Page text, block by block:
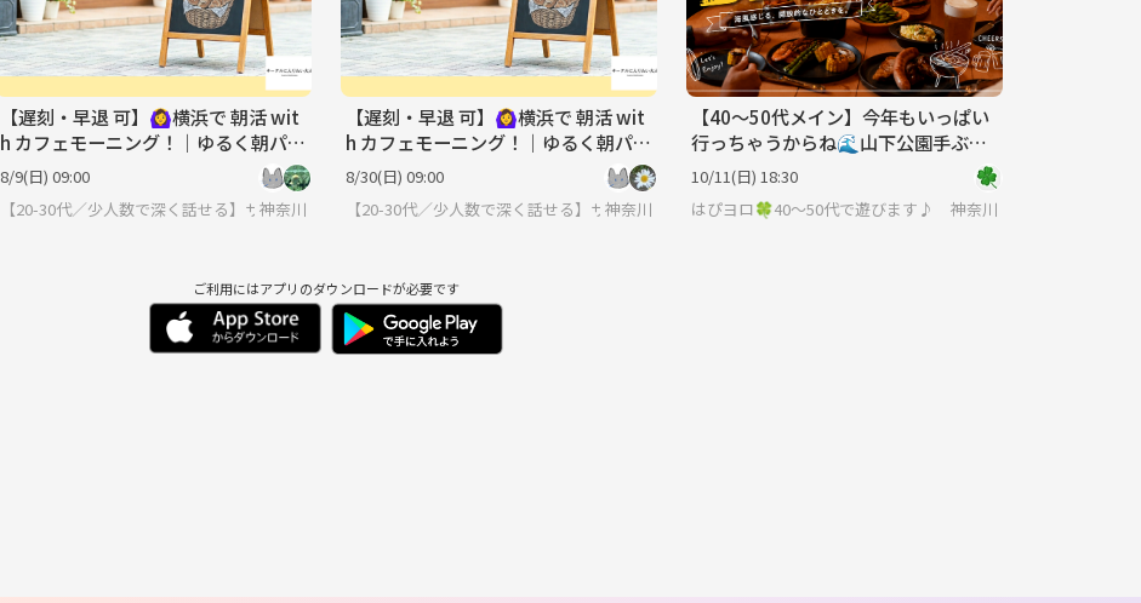
【遅刻・早退 可】🙆‍♀️横浜で 朝活 wit
h カフェモーニング！｜ゆるく朝パン
活しませんか？
8/9(日) 09:00
【20-30代／少人数で深く話せる】サークルに入りたい大人
神奈川
【遅刻・早退 可】🙆‍♀️横浜で 朝活 wit
h カフェモーニング！｜ゆるく朝パン
活しませんか？
8/30(日) 09:00
【20-30代／少人数で深く話せる】サークルに入りたい大人
神奈川
【40〜50代メイン】今年もいっぱい
行っちゃうからね🌊山下公園手ぶら
BBQ🍖Part3
10/11(日) 18:30
はぴヨロ🍀40〜50代で遊びます♪
神奈川
ご利用にはアプリのダウンロードが必要です